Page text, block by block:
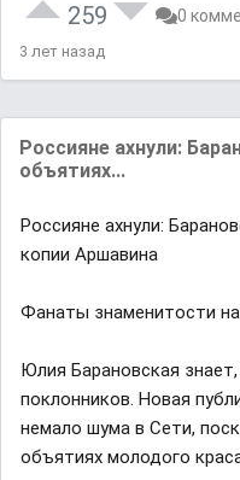
259 0
3 лет назад
Россияне ахнули:
объятиях...
Россияне ахнули:
копии Аршавина
Фанаты знаменитости
Юлия Барановская
поклонников. Новая
немало шума в Сети,
объятиях молодого